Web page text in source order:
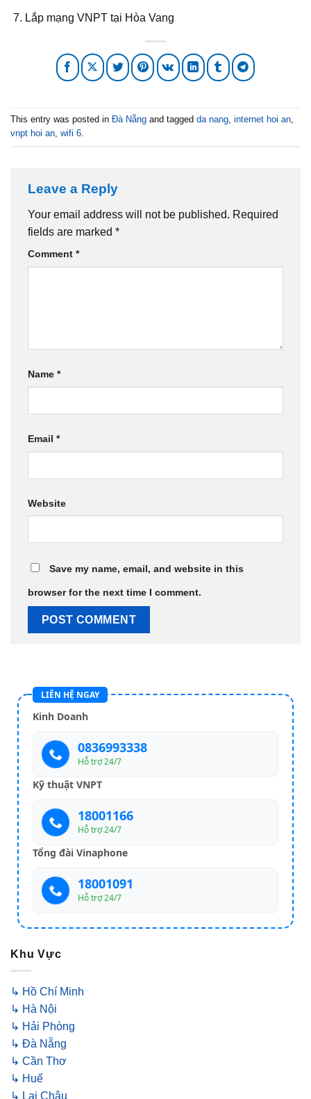
Lắp mạng VNPT tại Hòa Vang
This entry was posted in Đà Nẵng and tagged da nang internet hoi an
vnpt hoi an wifi 6
Leave a Reply
Your email address will not be published. Required
fields are marked *
Comment *
Name *
Email *
Website
Save my name, email, and website in this
browser for the next time I comment.
LIÊN HỆ NGAY
Kinh Doanh
0836993338
Hỗ trợ 24/7
Kỹ thuật VNPT
18001166
Hỗ trợ 24/7
Tổng đài Vinaphone
18001091
Hỗ trợ 24/7
Khu Vực
↳ Hồ Chí Minh
↳ Hà Nội
↳ Hải Phòng
↳ Đà Nẵng
↳ Cần Thơ
↳ Huế
↳ Lai Châu